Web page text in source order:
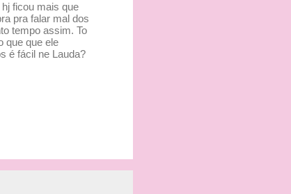
ficou mais que
pra falar mal dos
tempo assim. To
que que ele
é fácil ne Lauda?